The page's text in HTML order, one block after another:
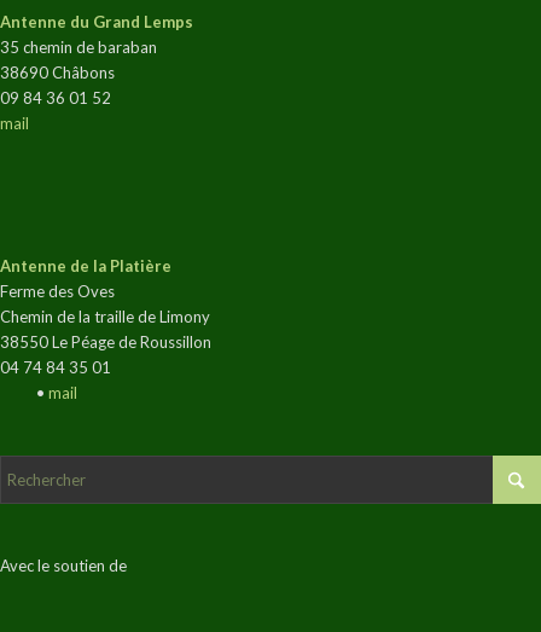
Antenne du Grand Lemps
35 chemin de baraban
38690 Châbons
09 84 36 01 52
mail
Antenne de la Platière
Ferme des Oves
Chemin de la traille de Limony
38550 Le Péage de Roussillon
04 74 84 35 01
• mail
Avec le soutien de